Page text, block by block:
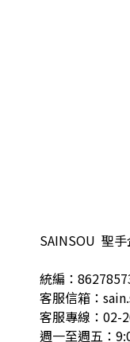
SAINSOU 聖
統編：
客服信箱：
客服專線：02-
週一至週五：